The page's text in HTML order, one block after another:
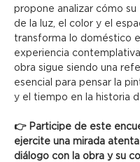
propone analizar cómo
de la luz, el color y el
transforma lo doméstico
experiencia
obra sigue siendo una
esencial para pensar la
y el tiempo en la historia
👉 Participe de este
ejercite una mirada
diálogo con la obra y su